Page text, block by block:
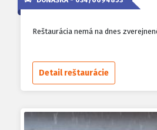
Reštaurácia nemá na dnes
Detail reštaurácie